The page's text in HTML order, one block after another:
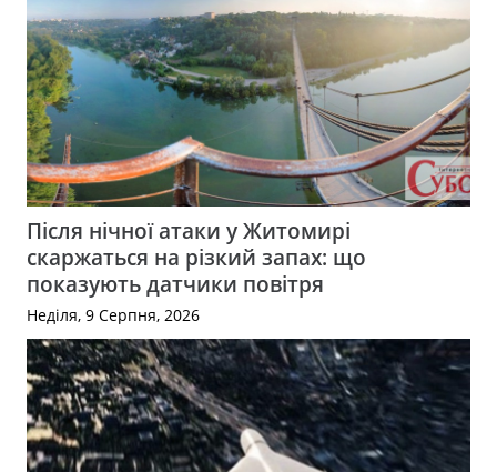
Після нічної атаки у Житомирі
скаржаться на різкий запах: що
показують датчики повітря
Неділя, 9 Серпня, 2026